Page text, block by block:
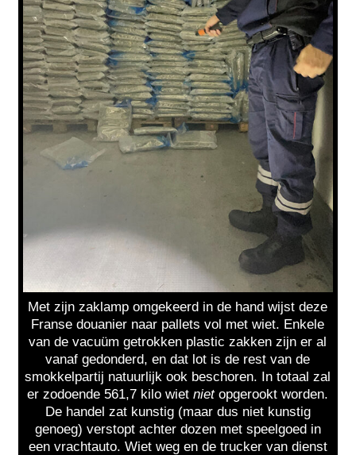
Met zijn zaklamp omgekeerd in de hand wijst deze
Franse douanier naar pallets vol met wiet. Enkele
van de vacuüm getrokken plastic zakken zijn er al
vanaf gedonderd, en dat lot is de rest van de
smokkelpartij natuurlijk ook beschoren. In totaal zal
er zodoende 561,7 kilo wietnietopgerookt worden.
De handel zat kunstig (maar dus niet kunstig
genoeg) verstopt achter dozen met speelgoed in
een vrachtauto. Wiet weg en de trucker van dienst